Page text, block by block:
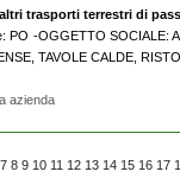
altri trasporti terrestri di
PO -OGGETTO SOCIALE:
TAVOLE CALDE,
azienda
7 8 9 10 11 12 13 14 15 16 17